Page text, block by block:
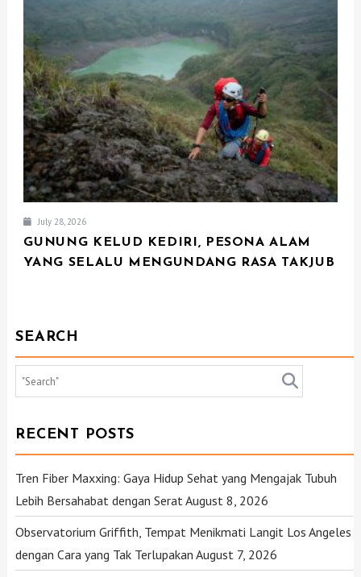
July 28, 2026
GUNUNG KELUD KEDIRI, PESONA ALAM
YANG SELALU MENGUNDANG RASA TAKJUB
SEARCH
RECENT POSTS
Tren Fiber Maxxing: Gaya Hidup Sehat yang Mengajak Tubuh
Lebih Bersahabat dengan SeratAugust 8, 2026
Observatorium Griffith, Tempat Menikmati Langit Los Angeles
dengan Cara yang Tak Terlupakan August 7, 2026